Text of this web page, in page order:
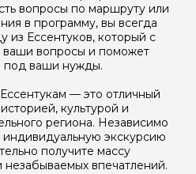
вопросы по маршруту или
в программу, вы всегда
из Ессентуков, который с
ваши вопросы и поможет
под ваши нужды.
— это отличный
культурой и
региона. Независимо
индивидуальную экскурсию
получите массу
впечатлений.